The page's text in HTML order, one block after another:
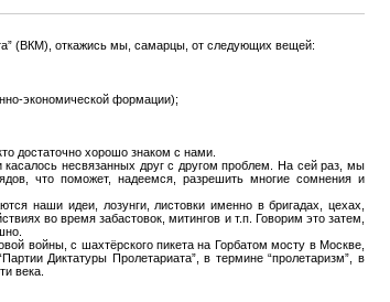
(ВКМ), откажись мы, самарцы, от следующих вещей:
экономической формации);
достаточно хорошо знаком с нами.
несвязанных друг с другом проблем. На сей раз, мы
что поможет, надеемся, разрешить многие сомнения и
наши идеи, лозунги, листовки именно в бригадах, цехах,
во время забастовок, митингов и т.п. Говорим это затем,
войны, с шахтёрского пикета на Горбатом мосту в Москве,
Диктатуры Пролетариата”, в термине “пролетаризм”, в
века.